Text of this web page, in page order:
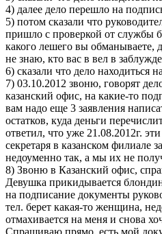
4) далее дело перешло на
5) потом сказали что
пришло с проверкой от службы
какого лешего вы обманываете,
не знаю, кто вас в вел в
6) сказали что дело находиться
7) 03.10.2012 звоню, говорят
казанский офис, на какие-то
вам надо еще 3 заявления
остатков, куда деньги
ответил, что уже 21.08.2012г.
секретаря в казанском филиале
недоуменно так, а мы их не
8) Звоню в Казанский офис,
Девушка прикидывается
на подписание документы
тел. берет какая-то женщина,
отмахивается на меня и снова
Спрашиваю прямо, есть мой